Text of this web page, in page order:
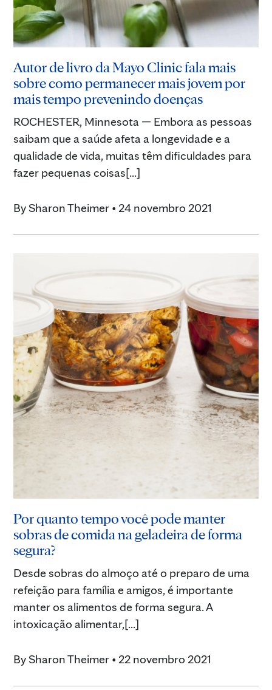
Autor de livro da Mayo Clinic fala mais
sobre como permanecer mais jovem por
mais tempo prevenindo doenças
ROCHESTER, Minnesota — Embora as pessoas
saibam que a saúde afeta a longevidade e a
qualidade de vida, muitas têm dificuldades para
fazer pequenas coisas[...]
By Sharon Theimer • 24 novembro 2021
Por quanto tempo você pode manter
sobras de comida na geladeira de forma
segura?
Desde sobras do almoço até o preparo de uma
refeição para família e amigos, é importante
manter os alimentos de forma segura. A
intoxicação alimentar,[...]
By Sharon Theimer • 22 novembro 2021